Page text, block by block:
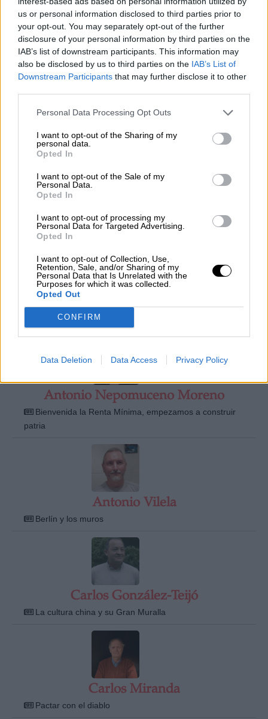
us or personal information disclosed to third parties prior to
your opt-out. You may separately opt-out of the further
disclosure of your personal information by third parties on the
IAB’s list of downstream participants. This information may
also be disclosed by us to third parties on the IAB’s List of
Downstream Participants that may further disclose it to other
Personal Data Processing Opt Outs
I want to opt-out of the Sharing of my
personal data.
Opted In
I want to opt-out of the Sale of my
Personal Data.
Opted In
I want to opt-out of processing my
Personal Data for Targeted Advertising.
Opted In
I want to opt-out of Collection, Use,
Retention, Sale, and/or Sharing of my
Personal Data that Is Unrelated with the
Purposes for which it was collected.
Opted Out
CONFIRM
Data Deletion Data Access Privacy Policy
"Los poderes públicos deberían asignar muchos más
recursos al arte y la cultura de lo que hacen ahora"
Depende de nosotros
13 días
Cambio climático y ciencia
Antonio Nepomuceno Moreno
Bienvenida la Renta Mínima, empezamos a construir
patria
Antonio Vilela
Berlín y los muros
Carlos González-Teijó
La cultura china y su Gran Muralla
Carlos Miranda
Pactar con el diablo